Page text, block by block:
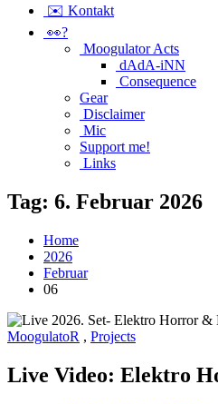
✉️ Kontakt
👀?
Moogulator Acts
dAdA-iNN
Consequence
Gear
Disclaimer
Mic
Support me!
Links
Tag: 6. Februar 2026
Home
2026
Februar
06
MoogulatoR , Projects
Live Video: Elektro